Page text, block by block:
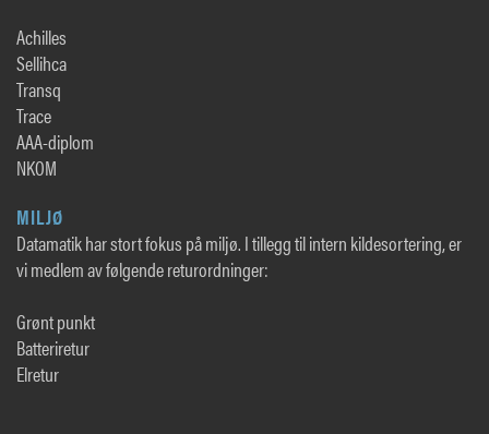
Achilles
Sellihca
Transq
Trace
AAA-diplom
NKOM
MILJØ
Datamatik har stort fokus på miljø. I tillegg til intern kildesortering, er
vi medlem av følgende returordninger:
Grønt punkt
Batteriretur
Elretur